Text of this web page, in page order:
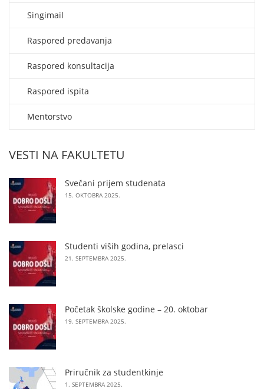
Singimail
Raspored predavanja
Raspored konsultacija
Raspored ispita
Mentorstvo
VESTI NA FAKULTETU
Svečani prijem studenata
15. OKTOBRA 2025.
Studenti viših godina, prelasci
21. SEPTEMBRA 2025.
Početak školske godine – 20. oktobar
19. SEPTEMBRA 2025.
Priručnik za studentkinje
1. SEPTEMBRA 2025.